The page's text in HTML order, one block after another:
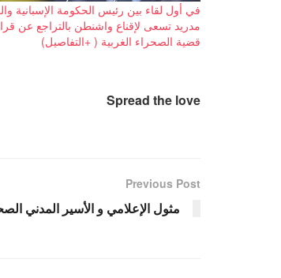
في أول لقاء بين رئيس الحكومة الإسبانية
مدريد تسعى لإقناع واشنطن بالتراجع عن
قضية الصحراء الغربية ( +التفاصيل)
Spread the love
Previous Post
مثول الإعلامي و الأسير المدني